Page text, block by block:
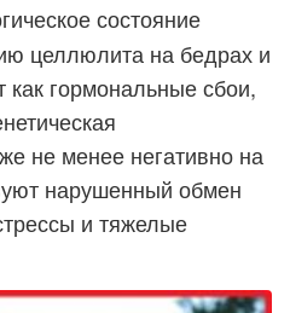
состояние
целлюлита на бедрах и
как гормональные сбои,
не менее негативно на
нарушенный обмен
и тяжелые